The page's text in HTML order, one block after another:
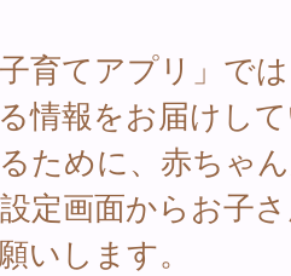
育てアプリ」で
情報をお届けし
ために、赤ちゃ
定画面からお子
いします。